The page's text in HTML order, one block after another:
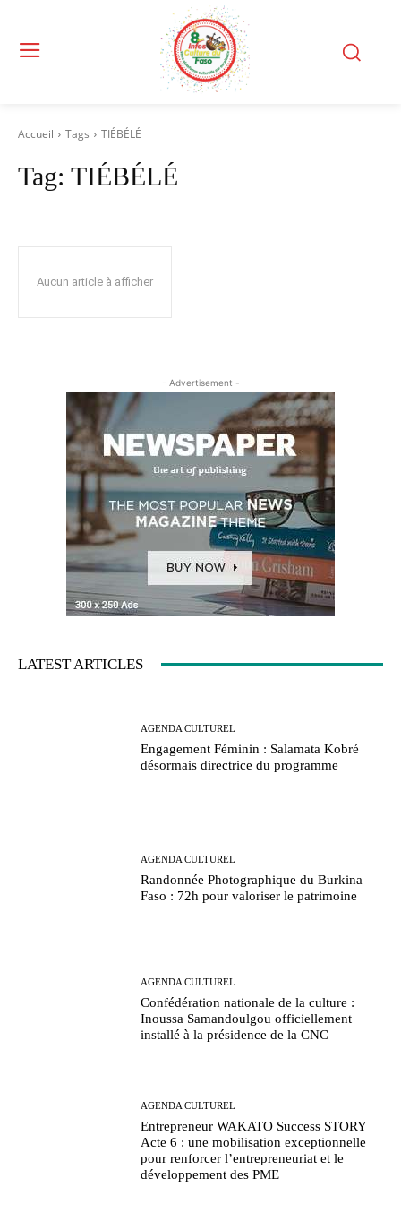
Accueil Tags TIÉBÉLÉ
Tag: TIÉBÉLÉ
Aucun article à afficher
- Advertisement -
LATEST ARTICLES
AGENDA CULTUREL
Engagement Féminin : Salamata Kobré
désormais directrice du programme
AGENDA CULTUREL
Randonnée Photographique du Burkina
Faso : 72h pour valoriser le patrimoine
AGENDA CULTUREL
Confédération nationale de la culture :
Inoussa Samandoulgou officiellement
installé à la présidence de la CNC
AGENDA CULTUREL
Entrepreneur WAKATO Success STORY
Acte 6 : une mobilisation exceptionnelle
pour renforcer l’entrepreneuriat et le
développement des PME